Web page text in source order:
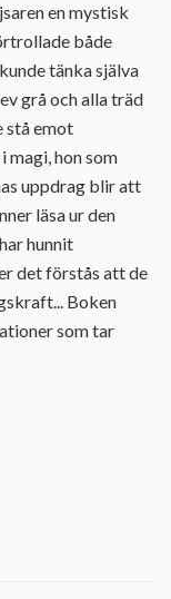
en mystisk
både
tänka själva
grå och alla träd
stå emot
magi, hon som
uppdrag blir att
läsa ur den
hunnit
det förstås att de
Boken
som tar